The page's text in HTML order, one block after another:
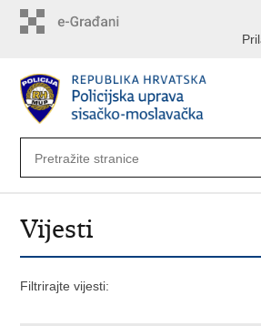
Vijesti
Filtrirajte vijesti: